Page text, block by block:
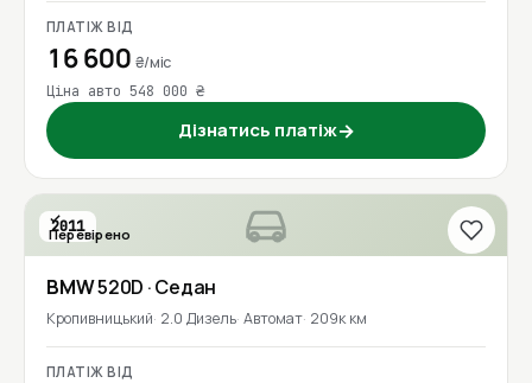
ПЛАТІЖ ВІД
16 600 ₴/міс
Ціна авто 548 000 ₴
Дізнатись платіж→
2011
Перевірено
BMW520D · Седан
Кропивницький 2.0 Дизель Автомат 209к км
ПЛАТІЖ ВІД